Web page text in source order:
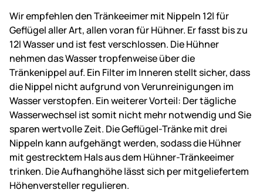
Wir empfehlen den Tränkeeimer mit Nippeln 12l für
Geflügel aller Art, allen voran für Hühner. Er fasst bis zu
12l Wasser und ist fest verschlossen. Die Hühner
nehmen das Wasser tropfenweise über die
Tränkenippel auf. Ein Filter im Inneren stellt sicher, dass
die Nippel nicht aufgrund von Verunreinigungen im
Wasser verstopfen. Ein weiterer Vorteil: Der tägliche
Wasserwechsel ist somit nicht mehr notwendig und Sie
sparen wertvolle Zeit. Die Geflügel-Tränke mit drei
Nippeln kann aufgehängt werden, sodass die Hühner
mit gestrecktem Hals aus dem Hühner-Tränkeeimer
trinken. Die Aufhanghöhe lässt sich per mitgeliefertem
Höhenversteller regulieren.